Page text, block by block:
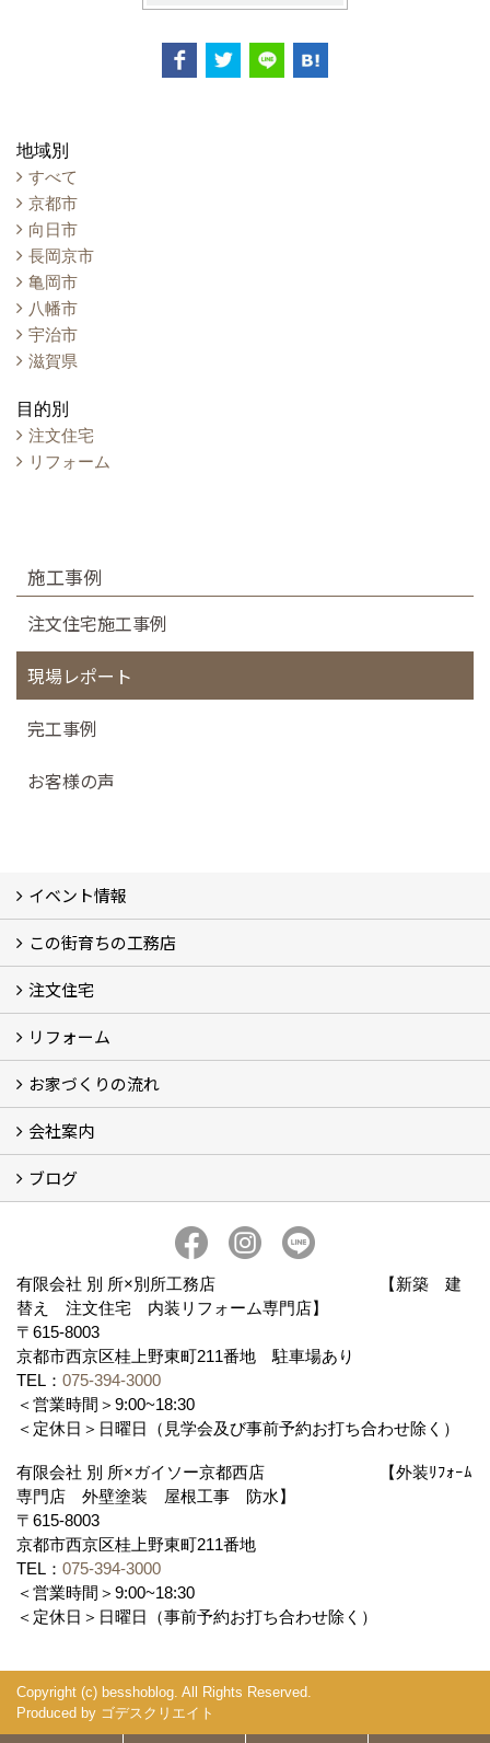
地域別
すべて
京都市
向日市
長岡京市
亀岡市
八幡市
宇治市
滋賀県
目的別
注文住宅
リフォーム
施工事例
注文住宅施工事例
現場レポート
完工事例
お客様の声
イベント情報
イベント予告
イベント報告
この街育ちの工務店
別所工務店の想い (2)
別所工務店の5つのこだわり 性能・構造・設計
家づくりで悩んでいませんか？
注文住宅
注文住宅施工事例
性能・構造・設計
現場レポート
リフォーム
リフォーム施工事例
現場レポート
お客様の声
お家づくりの流れ
お家づくりの流れ
京都の土地の探し方
会社案内
会社概要
アクセス
スタッフ紹介
スタッフブログ
ブログ
有限会社 別 所×別所工務店 【新築 建
替え 注文住宅 内装リフォーム専門店】
〒615-8003
京都市西京区桂上野東町211番地 駐車場あり
TEL： 075-394-3000
＜営業時間＞9:00~18:30
＜定休日＞日曜日（見学会及び事前予約お打ち合わせ除く）
有限会社 別 所×ガイソー京都西店 【外装ﾘﾌｫｰﾑ
専門店 外壁塗装 屋根工事 防水】
〒615-8003
京都市西京区桂上野東町211番地
TEL： 075-394-3000
＜営業時間＞9:00~18:30
＜定休日＞日曜日（事前予約お打ち合わせ除く）
Copyright (c) besshoblog. All Rights Reserved.
Produced by ゴデスクリエイト